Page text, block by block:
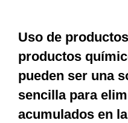
Uso de
productos
pueden ser una
sencilla para
acumulados en